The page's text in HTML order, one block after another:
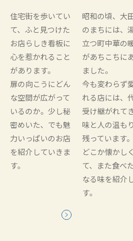
住宅街を歩いてい
て、ふと見つけた
お店らしき看板に
心を惹かれること
があります。
扉の向こうにどん
な空間が広がって
いるのか。少し秘
密めいた、でも魅
力いっぱいのお店
を紹介していきま
す。
昭和の頃、大
のまちには、
立つ町中華の
があちこちに
ました。
今も変わらず
れる店には、
受け継がれて
味と人の温も
残っています。
どこか懐かしく
て、また食べ
なる味を紹介
す。